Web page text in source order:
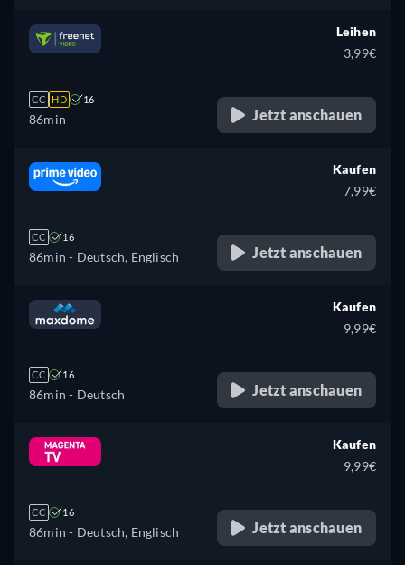
CC HD 16
86min
Leihen
3,99€
Jetzt anschauen
CC 16
86min - Deutsch, Englisch
Kaufen
7,99€
Jetzt anschauen
CC 16
86min - Deutsch
Kaufen
9,99€
Jetzt anschauen
CC 16
86min - Deutsch, Englisch
Kaufen
9,99€
Jetzt anschauen